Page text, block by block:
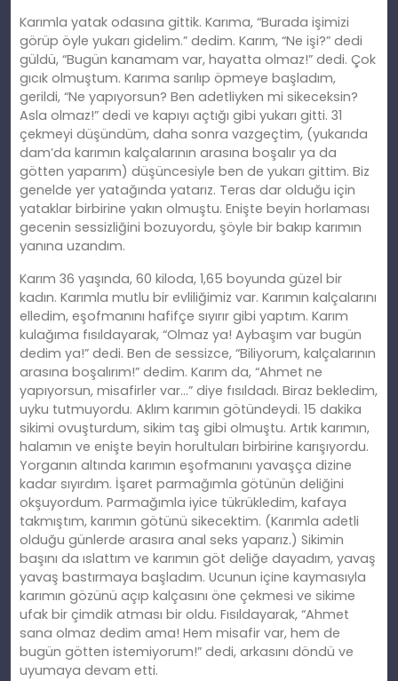
Karımla yatak odasına gittik. Karıma, “Burada işimizi
görüp öyle yukarı gidelim.” dedim. Karım, “Ne işi?” dedi
güldü, “Bugün kanamam var, hayatta olmaz!” dedi. Çok
gıcık olmuştum. Karıma sarılıp öpmeye başladım,
gerildi, “Ne yapıyorsun? Ben adetliyken mi sikeceksin?
Asla olmaz!” dedi ve kapıyı açtığı gibi yukarı gitti. 31
çekmeyi düşündüm, daha sonra vazgeçtim, (yukarıda
dam’da karımın kalçalarının arasına boşalır ya da
götten yaparım) düşüncesiyle ben de yukarı gittim. Biz
genelde yer yatağında yatarız. Teras dar olduğu için
yataklar birbirine yakın olmuştu. Enişte beyin horlaması
gecenin sessizliğini bozuyordu, şöyle bir bakıp karımın
yanına uzandım.
Karım 36 yaşında, 60 kiloda, 1,65 boyunda güzel bir
kadın. Karımla mutlu bir evliliğimiz var. Karımın kalçalarını
elledim, eşofmanını hafifçe sıyırır gibi yaptım. Karım
kulağıma fısıldayarak, “Olmaz ya! Aybaşım var bugün
dedim ya!” dedi. Ben de sessizce, “Biliyorum, kalçalarının
arasına boşalırım!” dedim. Karım da, “Ahmet ne
yapıyorsun, misafirler var…” diye fısıldadı. Biraz bekledim,
uyku tutmuyordu. Aklım karımın götündeydi. 15 dakika
sikimi ovuşturdum, sikim taş gibi olmuştu. Artık karımın,
halamın ve enişte beyin horultuları birbirine karışıyordu.
Yorganın altında karımın eşofmanını yavaşça dizine
kadar sıyırdım. İşaret parmağımla götünün deliğini
okşuyordum. Parmağımla iyice tükrükledim, kafaya
takmıştım, karımın götünü sikecektim. (Karımla adetli
olduğu günlerde arasıra anal seks yaparız.) Sikimin
başını da ıslattım ve karımın göt deliğe dayadım, yavaş
yavaş bastırmaya başladım. Ucunun içine kaymasıyla
karımın gözünü açıp kalçasını öne çekmesi ve sikime
ufak bir çimdik atması bir oldu. Fısıldayarak, “Ahmet
sana olmaz dedim ama! Hem misafir var, hem de
bugün götten istemiyorum!” dedi, arkasını döndü ve
uyumaya devam etti.